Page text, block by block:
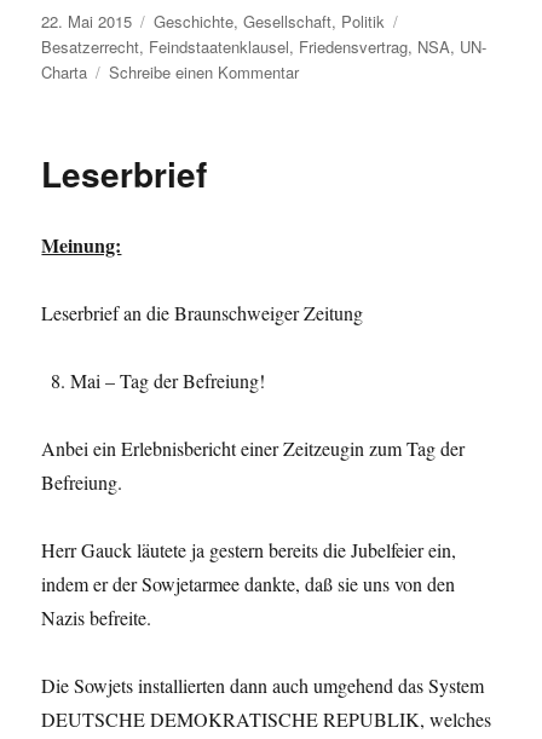
Veröffentlicht
am
22. Mai 2015 Kategorien
Geschichte,Gesellschaft, Politik
Besatzerrecht, Feindstaatenklausel, Friedensvertrag, NSA, UN-
Charta
Schreibe einen Kommentarzu
Leserbrief
Meinung:
Leserbrief an die Braunschweiger Zeitung
Mai – Tag der Befreiung!
Anbei ein Erlebnisbericht einer Zeitzeugin zum Tag der
Befreiung.
Herr Gauck läutete ja gestern bereits die Jubelfeier ein,
indem er der Sowjetarmee dankte, daß sie uns von den
Nazis befreite.
Die Sowjets installierten dann auch umgehend das System
DEUTSCHE DEMOKRATISCHE REPUBLIK, welches